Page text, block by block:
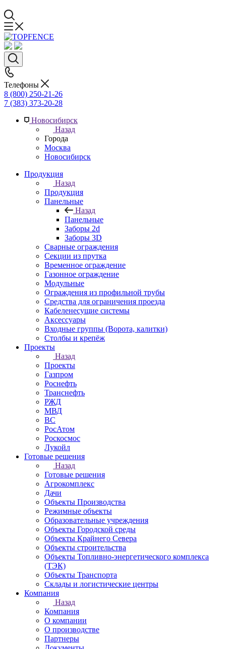
Телефоны
8 (800) 250-21-26
7 (383) 373-20-28
Новосибирск
Назад
Города
Москва
Новосибирск
Продукция
Назад
Продукция
Панельные
Назад
Панельные
Заборы 2d
Заборы 3D
Сварные ограждения
Секции из прутка
Временное ограждение
Газонное ограждение
Модульные
Ограждения из профильной трубы
Средства для ограничения проезда
Кабеленесущие системы
Аксессуары
Входные группы (Ворота, калитки)
Столбы и крепёж
Проекты
Назад
Проекты
Газпром
Роснефть
Транснефть
РЖД
МВД
ВС
РосАтом
Роскосмос
Лукойл
Готовые решения
Назад
Готовые решения
Агрокомплекс
Дачи
Объекты Производства
Режимные объекты
Образовательные учреждения
Объекты Городской среды
Объекты Крайнего Севера
Объекты строительства
Объекты Топливно-энергетического комплекса
(ТЭК)
Объекты Транспорта
Склады и логистические центры
Компания
Назад
Компания
О компании
О производстве
Партнеры